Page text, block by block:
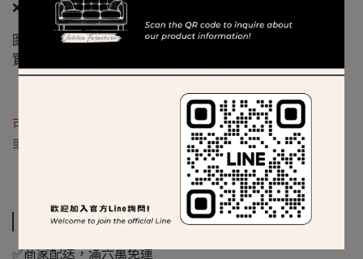
❌此款不可訂製❌
圖片皆為實際品項拍攝
實際顏色以現場為主
可加入官方Line :
詢問
或是來電洽詢參觀
運送方式
✅商家配送，滿六萬免運